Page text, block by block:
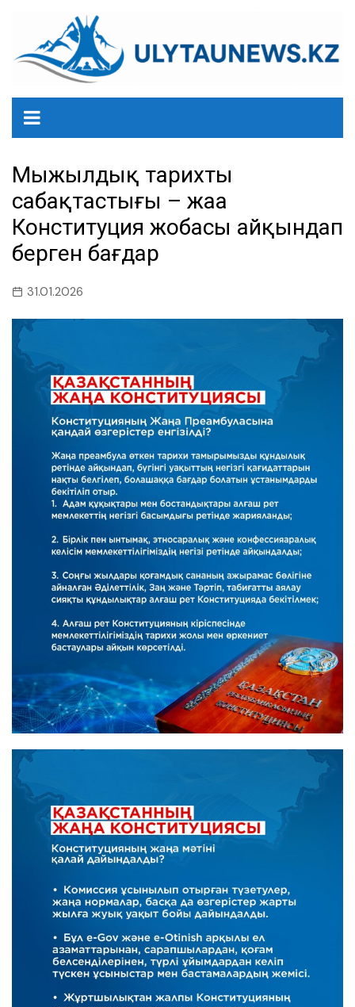
содержанию
Мыңжылдық тарихтың
сабақтастығы – жаңа
Конституция жобасы айқындап
берген бағдар
31.01.2026